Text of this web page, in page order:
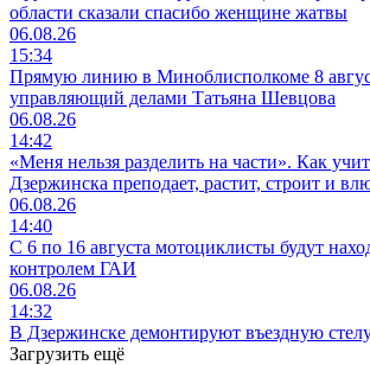
области сказали спасибо женщине жатвы
06.08.26
15:34
Прямую линию в Миноблисполкоме 8
управляющий делами Татьяна Шевцова
06.08.26
14:42
«Меня нельзя разделить на части». Как
Дзержинска преподает, растит, строит и
06.08.26
14:40
С 6 по 16 августа мотоциклисты будут
контролем ГАИ
06.08.26
14:32
В Дзержинске демонтируют въездную
Загрузить ещё